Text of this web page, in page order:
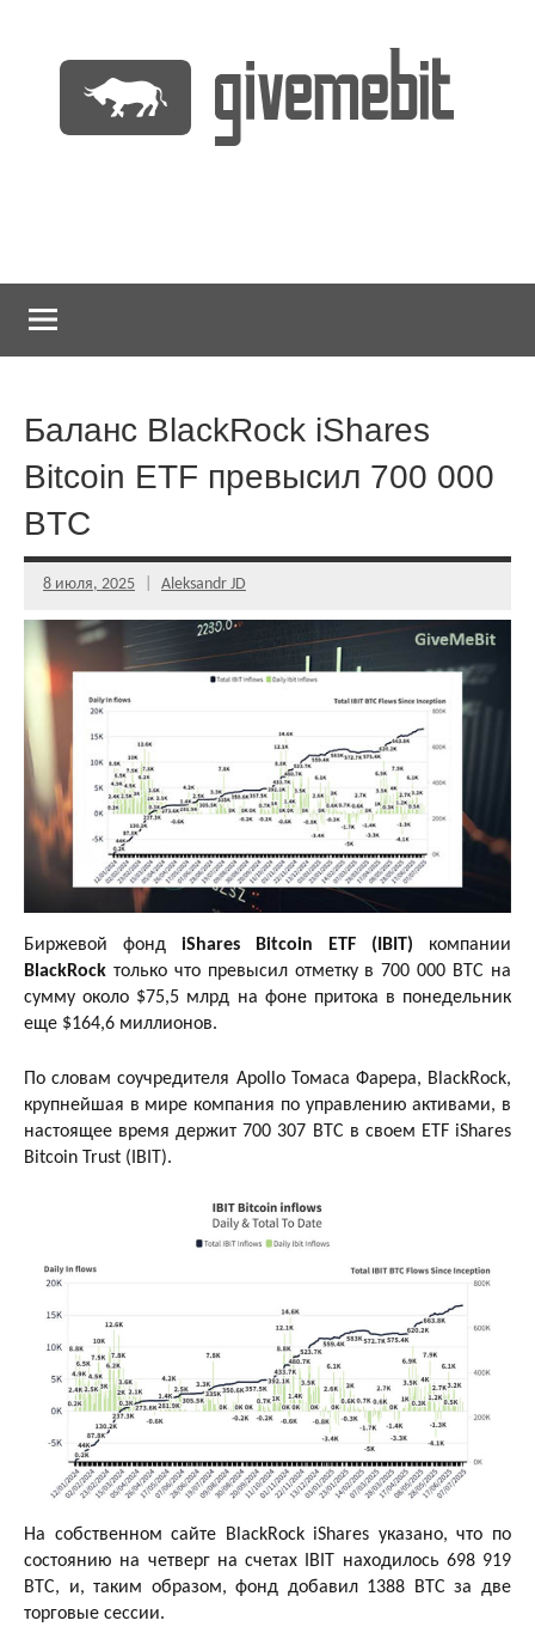
содержимому
Баланс BlackRock iShares
Bitcoin ETF превысил 700 000
BTC
8 июля, 2025 Aleksandr JD
Биржевой фонд iShares Bitcoin ETF (IBIT) компании
BlackRock только что превысил отметку в 700 000 BTC на
сумму около $75,5 млрд на фоне притока в понедельник
еще $164,6 миллионов.
По словам соучредителя Apollo Томаса Фарера, BlackRock,
крупнейшая в мире компания по управлению активами, в
настоящее время держит 700 307 BTC в своем ETF iShares
Bitcoin Trust (IBIT).
На собственном сайте BlackRock iShares указано, что по
состоянию на четверг на счетах IBIT находилось 698 919
BTC, и, таким образом, фонд добавил 1388 BTC за две
торговые сессии.